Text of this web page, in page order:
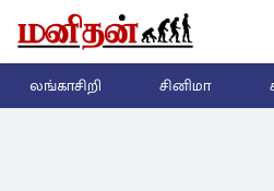
லங்காசிறி சினிமா